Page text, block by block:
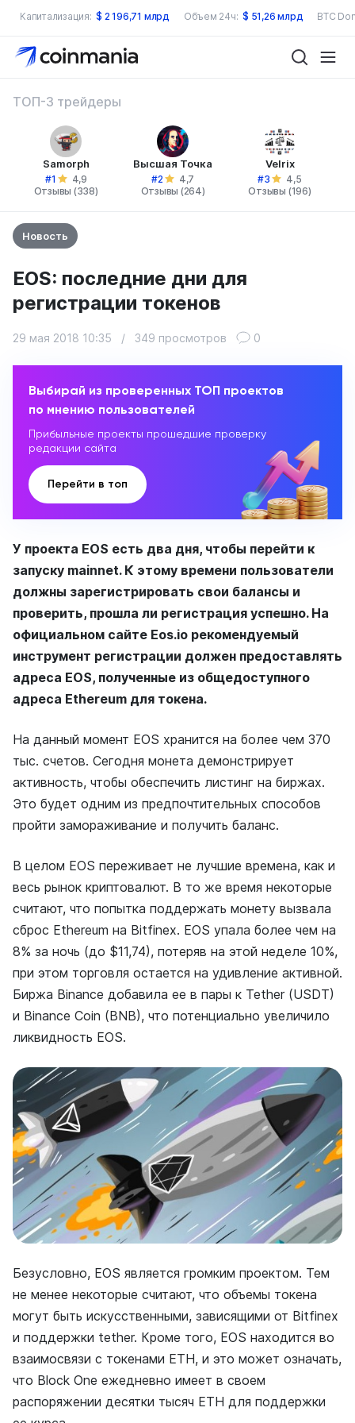
Капитализация: $ 2 196,71 млрд Объем 24ч: $ 51,26 млрд BTC
ТОП-3 трейдеры
Samorph
#1
4,9
Отзывы (338)
Высшая Точка
#2
4,7
Отзывы (264)
Velrix
#3
4,5
Отзывы (196)
Новость
EOS: последние дни для
регистрации токенов
29 мая 2018 10:35 / 349 просмотров 0
Выбирай из проверенных ТОП проектов
по мнению пользователей
Прибыльные проекты прошедшие проверку
редакции сайта
Перейти в топ
У проекта EOS есть два дня, чтобы перейти к
запуску mainnet. К этому времени пользователи
должны зарегистрировать свои балансы и
проверить, прошла ли регистрация успешно. На
официальном сайте Eos.io рекомендуемый
инструмент регистрации должен предоставлять
адреса EOS, полученные из общедоступного
адреса Ethereum для токена.
На данный момент EOS хранится на более чем 370
тыс. счетов. Сегодня монета демонстрирует
активность, чтобы обеспечить листинг на биржах.
Это будет одним из предпочтительных способов
пройти замораживание и получить баланс.
В целом EOS переживает не лучшие времена, как и
весь рынок криптовалют. В то же время некоторые
считают, что попытка поддержать монету вызвала
сброс Ethereum на Bitfinex. EOS упала более чем на
8% за ночь (до $11,74), потеряв на этой неделе 10%,
при этом торговля остается на удивление активной.
Биржа Binance добавила ее в пары к Tether (USDT)
и Binance Coin (BNB), что потенциально увеличило
ликвидность EOS.
Безусловно, EOS является громким проектом. Тем
не менее некоторые считают, что объемы токена
могут быть искусственными, зависящими от Bitfinex
и поддержки tether. Кроме того, EOS находится во
взаимосвязи с токенами ETH, и это может означать,
что Block One ежедневно имеет в своем
распоряжении десятки тысяч ETH для поддержки